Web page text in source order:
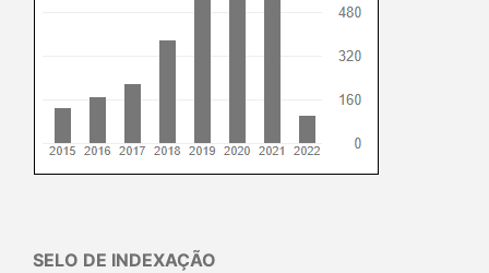
SELO DE INDEXAÇÃO